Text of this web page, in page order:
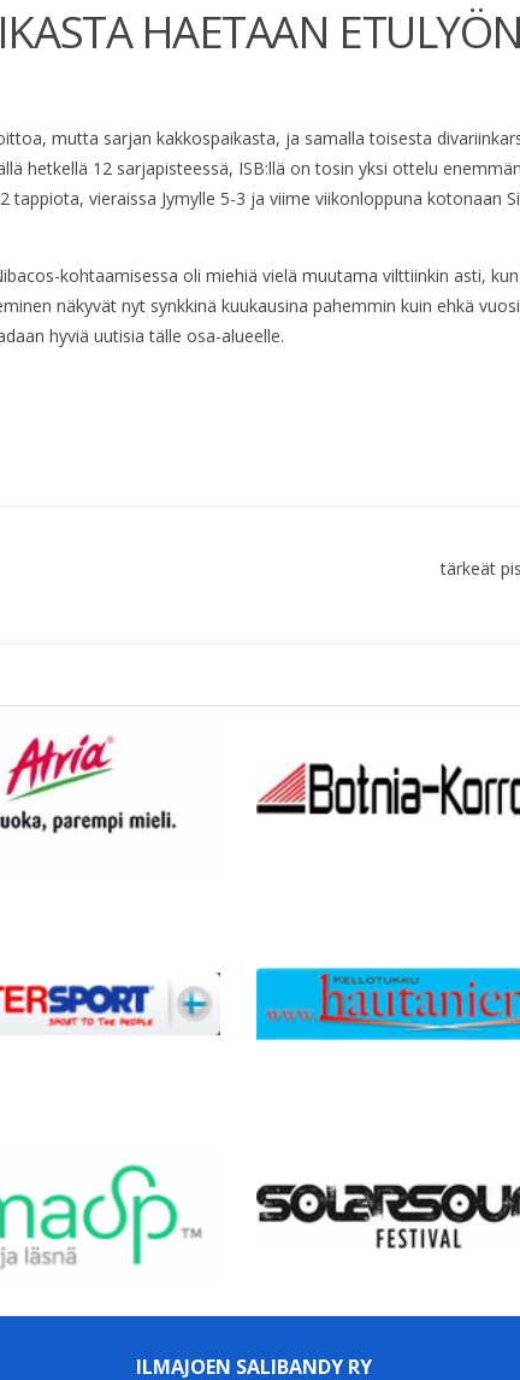
HAETAAN
mutta sarjan kakkospaikasta, ja samalla toisesta
hetkellä 12 sarjapisteessä, ISB:llä on tosin yksi ottelu
vieraissa Jymylle 5-3 ja viime viikonloppuna kotonaan
kohtaamisessa oli miehiä vielä muutama vilttiinkin asti,
näkyvät nyt synkkinä kuukausina pahemmin kuin ehkä
hyviä uutisia tälle osa-alueelle.
tärkeät
ILMAJOEN SALIBANDY RY